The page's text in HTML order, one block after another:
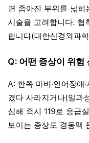
면 좁아진 부위를 넓히
시술을 고려합니다. 협
합니다(대한신경외과
Q: 어떤 증상이 위험
A: 한쪽 마비·언어장애
겼다 사라지거나(일과
심해 즉시 119로 응급
보이는 증상도 경동맥